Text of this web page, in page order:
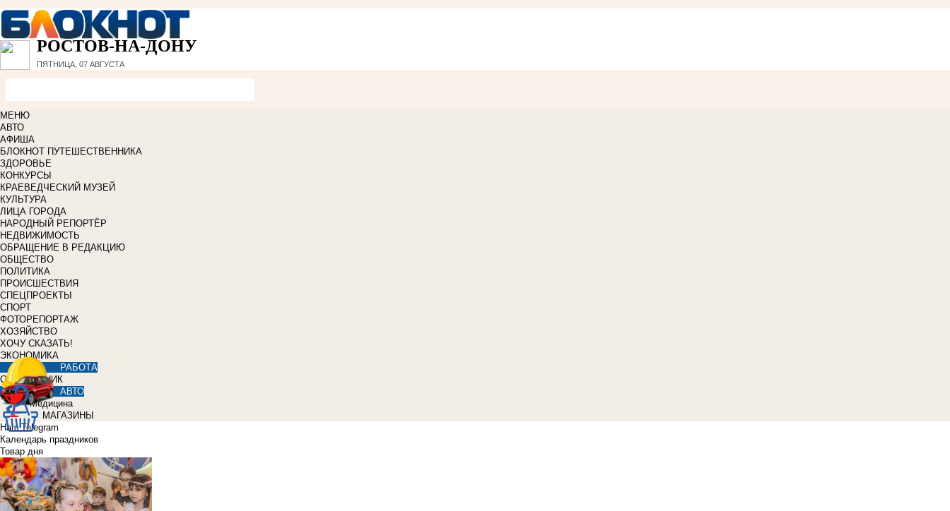
РОСТОВ-НА-ДОНУ
ПЯТНИЦА, 07 АВГУСТА
МЕНЮ
АВТО
АФИША
БЛОКНОТ ПУТЕШЕСТВЕННИКА
ЗДОРОВЬЕ
КОНКУРСЫ
КРАЕВЕДЧЕСКИЙ МУЗЕЙ
КУЛЬТУРА
ЛИЦА ГОРОДА
НАРОДНЫЙ РЕПОРТЁР
НЕДВИЖИМОСТЬ
ОБРАЩЕНИЕ В РЕДАКЦИЮ
ОБЩЕСТВО
ПОЛИТИКА
ПРОИСШЕСТВИЯ
СПЕЦПРОЕКТЫ
СПОРТ
ФОТОРЕПОРТАЖ
ХОЗЯЙСТВО
ХОЧУ СКАЗАТЬ!
ЭКОНОМИКА
РАБОТА
СПРАВОЧНИК
АВТО
Медицина
МАГАЗИНЫ
Наш Telegram
Календарь праздников
Товар дня